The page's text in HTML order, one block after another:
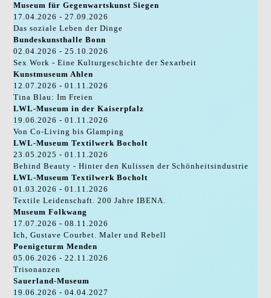
Museum für Gegenwartskunst Siegen
17.04.2026 - 27.09.2026
Das soziale Leben der Dinge
Bundeskunsthalle Bonn
02.04.2026 - 25.10.2026
Sex Work - Eine Kulturgeschichte der Sexarbeit
Kunstmuseum Ahlen
12.07.2026 - 01.11.2026
Tina Blau: Im Freien
LWL-Museum in der Kaiserpfalz
19.06.2026 - 01.11.2026
Von Co-Living bis Glamping
LWL-Museum Textilwerk Bocholt
23.05.2025 - 01.11.2026
Behind Beauty - Hinter den Kulissen der Schönheitsindustrie
LWL-Museum Textilwerk Bocholt
01.03.2026 - 01.11.2026
Textile Leidenschaft. 200 Jahre IBENA.
Museum Folkwang
17.07.2026 - 08.11.2026
Ich, Gustave Courbet. Maler und Rebell
Poenigeturm Menden
05.06.2026 - 22.11.2026
Trisonanzen
Sauerland-Museum
19.06.2026 - 04.04.2027